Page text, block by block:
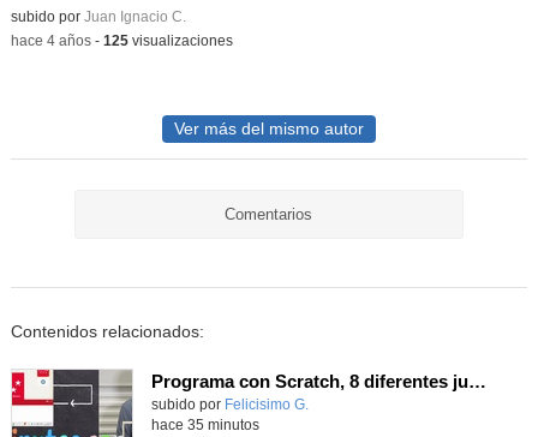
Contenido educativo.
subido por Juan Ignacio C.
-hace 4 años- 125visualizaciones
Ver más del mismo autor
Comentarios
Contenidos relacionados:
Programa con Scratch, 8 diferentes juegos para vivir la emoción de los partidos de España en el mundial 2026
Contenido educativo.
subido por Felicisimo G.
hace 35 minutos